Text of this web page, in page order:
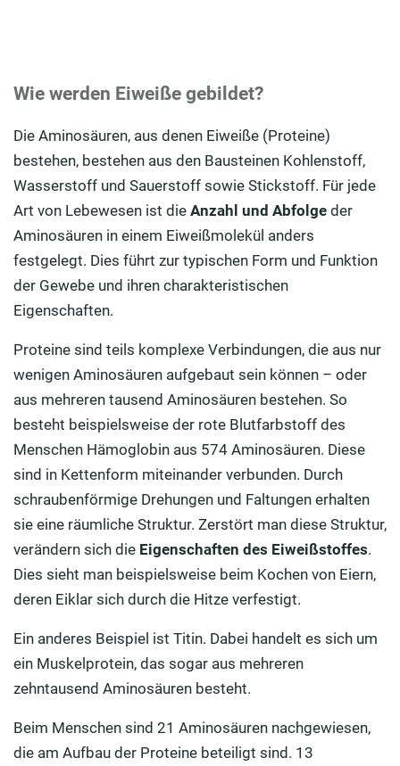
Wie werden Eiweiße gebildet?
Die Aminosäuren, aus denen Eiweiße (Proteine)
bestehen, bestehen aus den Bausteinen Kohlenstoff,
Wasserstoff und Sauerstoff sowie Stickstoff. Für jede
Art von Lebewesen ist die Anzahl und Abfolge der
Aminosäuren in einem Eiweißmolekül anders
festgelegt. Dies führt zur typischen Form und Funktion
der Gewebe und ihren charakteristischen
Eigenschaften.
Proteine sind teils komplexe Verbindungen, die aus nur
wenigen Aminosäuren aufgebaut sein können – oder
aus mehreren tausend Aminosäuren bestehen. So
besteht beispielsweise der rote Blutfarbstoff des
Menschen Hämoglobin aus 574 Aminosäuren. Diese
sind in Kettenform miteinander verbunden. Durch
schraubenförmige Drehungen und Faltungen erhalten
sie eine räumliche Struktur. Zerstört man diese Struktur,
verändern sich die Eigenschaften des Eiweißstoffes.
Dies sieht man beispielsweise beim Kochen von Eiern,
deren Eiklar sich durch die Hitze verfestigt.
Ein anderes Beispiel ist Titin. Dabei handelt es sich um
ein Muskelprotein, das sogar aus mehreren
zehntausend Aminosäuren besteht.
Beim Menschen sind 21 Aminosäuren nachgewiesen,
die am Aufbau der Proteine beteiligt sind. 13